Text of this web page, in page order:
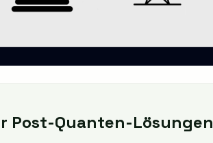
Post-Quanten-Lösungen